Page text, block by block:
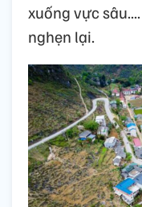
xuống vực
nghẹn lại.